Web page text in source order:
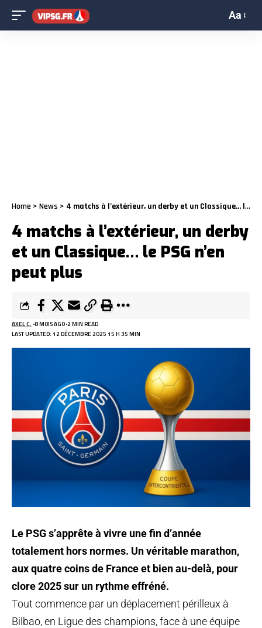
Aa
Home > News > 4 matchs à l’extérieur, un derby et un Classique… le PSG n’en peut plus
4 matchs à l’extérieur, un derby
et un Classique… le PSG n’en
peut plus
LAST UPDATED: 12 DÉCEMBRE 2025 15 H 35 MIN
AXEL C. 8 MOIS AGO 2 MIN READ
Le PSG s’apprête à vivre une fin d’année
totalement hors normes. Un véritable marathon,
aux quatre coins de France et bien au-delà, pour
clore 2025 sur un rythme effréné.
Tout commence par un déplacement périlleux à
Bilbao, en Ligue des champions, face à une équipe